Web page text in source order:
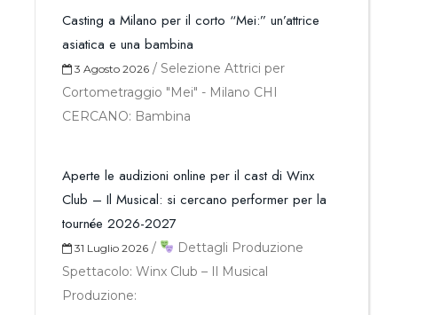
Casting a Milano per il corto “Mei:” un’attrice
asiatica e una bambina
3 Agosto 2026 / Selezione Attrici per
Cortometraggio "Mei" - Milano CHI
CERCANO: Bambina
Aperte le audizioni online per il cast di Winx
Club – Il Musical: si cercano performer per la
tournée 2026-2027
31 Luglio 2026 /
Dettagli Produzione
Spettacolo: Winx Club – Il Musical
Produzione: